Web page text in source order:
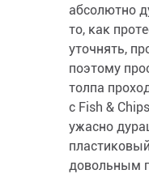
абсолютно
то, как
уточнять,
поэтому
толпа
с Fish &
ужасно
довольным